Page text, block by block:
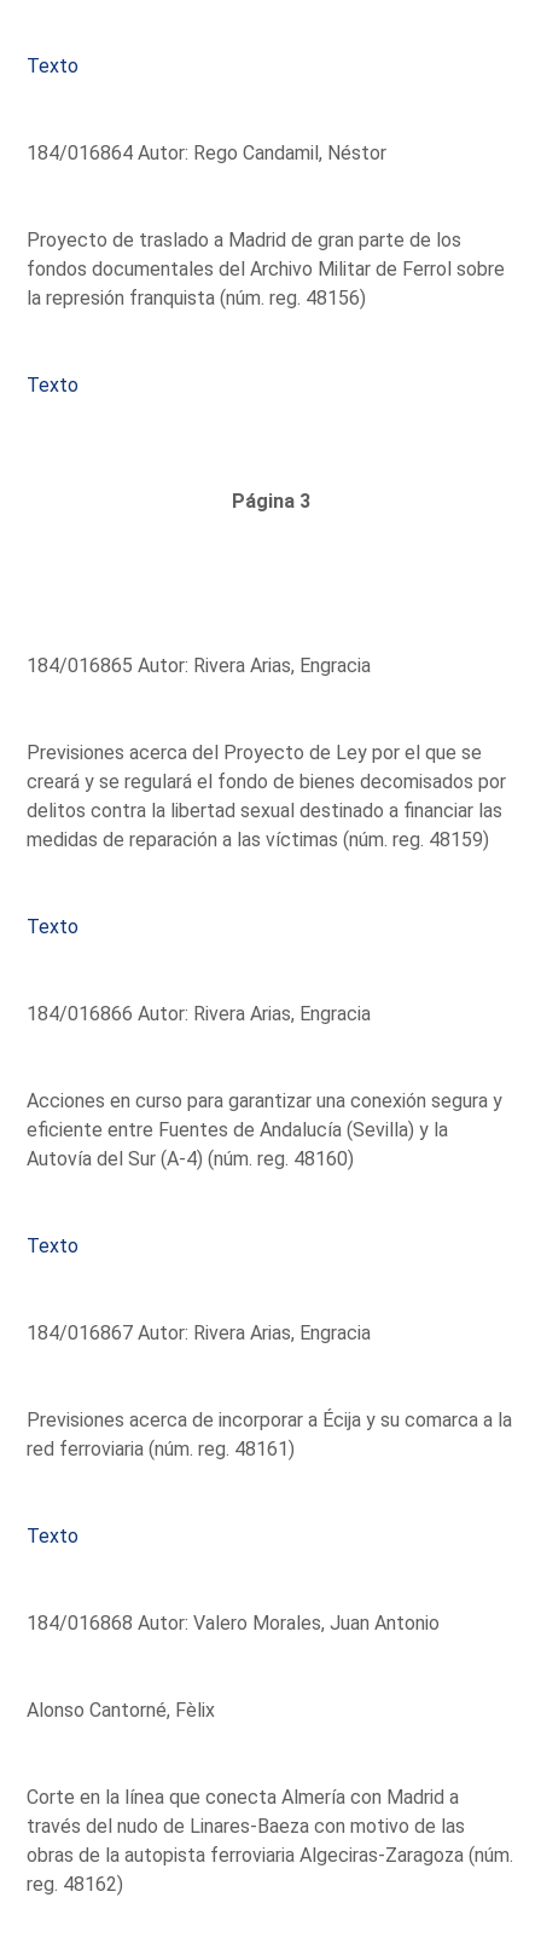
Texto
184/016864 Autor: Rego Candamil, Néstor
Proyecto de traslado a Madrid de gran parte de los
fondos documentales del Archivo Militar de Ferrol sobre
la represión franquista (núm. reg. 48156)
Texto
Página 3
184/016865 Autor: Rivera Arias, Engracia
Previsiones acerca del Proyecto de Ley por el que se
creará y se regulará el fondo de bienes decomisados por
delitos contra la libertad sexual destinado a financiar las
medidas de reparación a las víctimas (núm. reg. 48159)
Texto
184/016866 Autor: Rivera Arias, Engracia
Acciones en curso para garantizar una conexión segura y
eficiente entre Fuentes de Andalucía (Sevilla) y la
Autovía del Sur (A-4) (núm. reg. 48160)
Texto
184/016867 Autor: Rivera Arias, Engracia
Previsiones acerca de incorporar a Écija y su comarca a la
red ferroviaria (núm. reg. 48161)
Texto
184/016868 Autor: Valero Morales, Juan Antonio
Alonso Cantorné, Fèlix
Corte en la línea que conecta Almería con Madrid a
través del nudo de Linares-Baeza con motivo de las
obras de la autopista ferroviaria Algeciras-Zaragoza (núm.
reg. 48162)